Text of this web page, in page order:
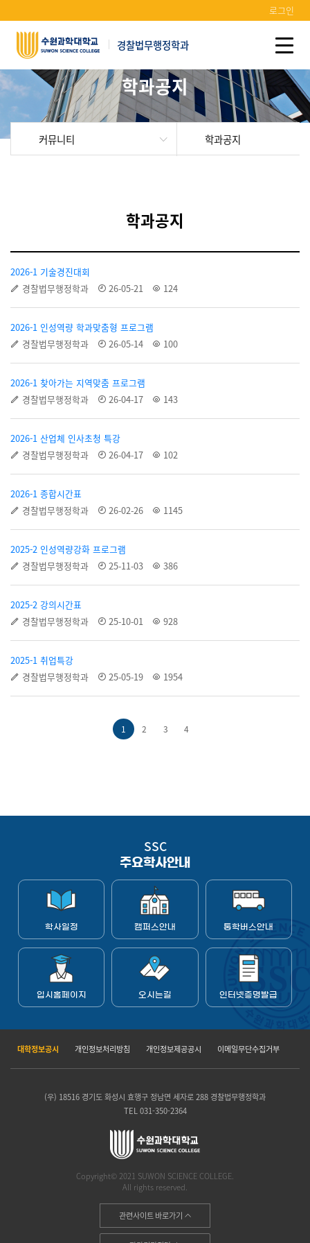
로그인
경찰법무행정학과
학과공지
커뮤니티 학과공지
학과공지
2026-1 기술경진대회
경찰법무행정학과
26-05-21 124
2026-1 인성역량 학과맞춤형 프로그램
경찰법무행정학과
26-05-14 100
2026-1 찾아가는 지역맞춤 프로그램
경찰법무행정학과
26-04-17 143
2026-1 산업체 인사초청 특강
경찰법무행정학과
26-04-17 102
2026-1 종합시간표
경찰법무행정학과
26-02-26 1145
2025-2 인성역량강화 프로그램
경찰법무행정학과
25-11-03 386
2025-2 강의시간표
경찰법무행정학과
25-10-01 928
2025-1 취업특강
경찰법무행정학과
25-05-19 1954
1 2 3 4
SSC
주요학사안내
학사일정 캠퍼스안내 통학버스안내
입시홈페이지 오시는길 인터넷증명발급
대학정보공시 개인정보처리방침 개인정보제공공시 이메일무단수집거부
(우) 18516 경기도 화성시 효행구 정남면 세자로 288 경찰법무행정학과
TEL 031-350-2364
Copyright© 2021 SUWON SCIENCE COLLEGE.
All rights reserved.
관련사이트 바로가기